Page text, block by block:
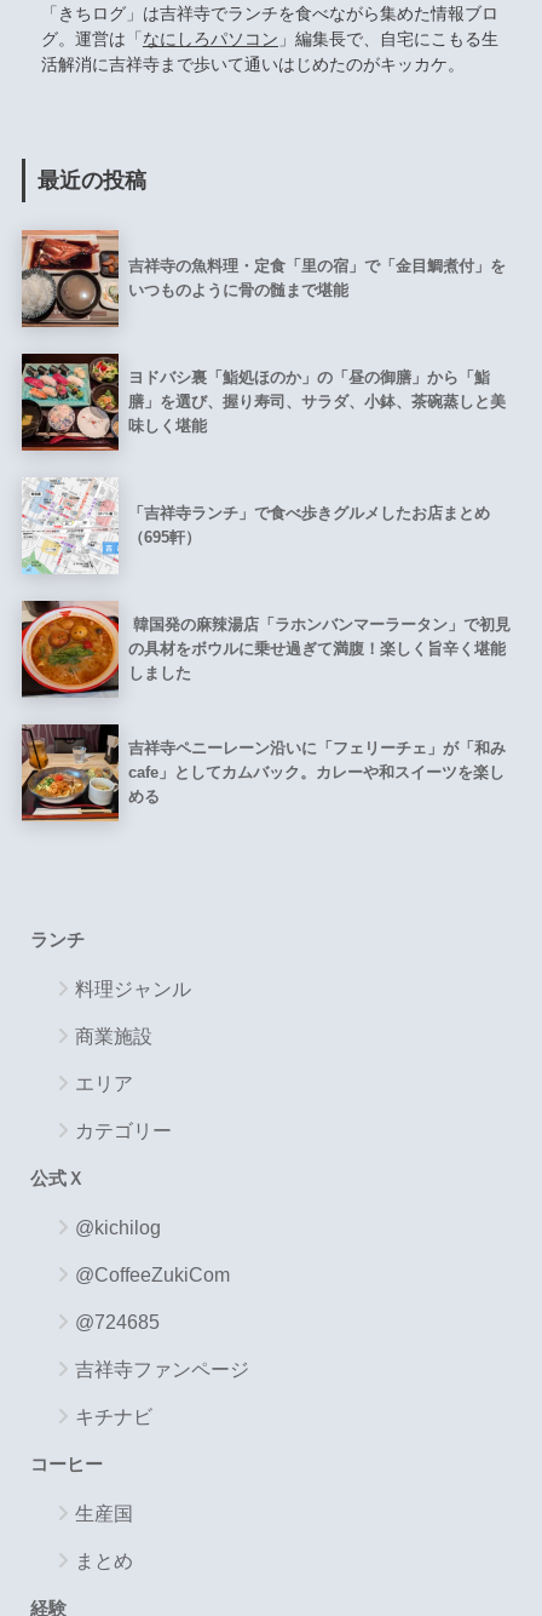
「きちログ」は吉祥寺でランチを食べながら集めた情報ブロ
グ。運営は「 なにしろパソコン 」編集長で、自宅にこもる生
活解消に吉祥寺まで歩いて通いはじめたのがキッカケ。
最近の投稿
吉祥寺の魚料理・定食「里の宿」で「金目鯛煮付」を
いつものように骨の髄まで堪能
ヨドバシ裏「鮨処ほのか」の「昼の御膳」から「鮨
膳」を選び、握り寿司、サラダ、小鉢、茶碗蒸しと美
味しく堪能
「吉祥寺ランチ」で食べ歩きグルメしたお店まとめ
（695軒）
韓国発の麻辣湯店「ラホンバンマーラータン」で初見
の具材をボウルに乗せ過ぎて満腹！楽しく旨辛く堪能
しました
吉祥寺ペニーレーン沿いに「フェリーチェ」が「和み
cafe」としてカムバック。カレーや和スイーツを楽し
める
ランチ
料理ジャンル
商業施設
エリア
カテゴリー
公式Ｘ
@kichilog
@CoffeeZukiCom
@724685
吉祥寺ファンページ
キチナビ
コーヒー
生産国
まとめ
経験